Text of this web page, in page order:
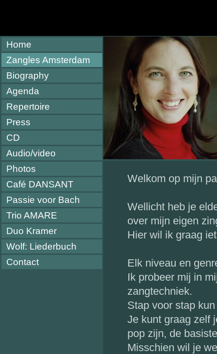
Home
Zangles Amsterdam
Biography
Agenda
Repertoire
Press
CD
Audio/video
Photos
Café DANSANT
Passie voor Bach
Trio AMARE
Duo Kramer
Wolf: Liederbuch
Contact
Welkom op mijn
Wellicht heb je
over mijn eigen
Hier wil ik graag
Elk niveau en
Ik probeer mij in
zangtechniek.
Stap voor stap
Je kunt graag zelf
pop zijn, de
Misschien wil je